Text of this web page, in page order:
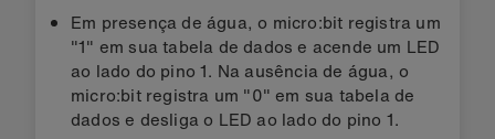
Em presença de água, o micro:bit registra um
"1" em sua tabela de dados e acende um LED
ao lado do pino 1. Na ausência de água, o
micro:bit registra um "0" em sua tabela de
dados e desliga o LED ao lado do pino 1.